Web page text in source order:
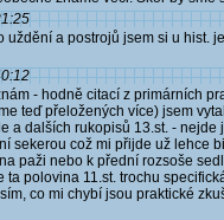
uždění a postrojů jsem si u hist.
- hodně citací z primárních
teď přeložených více) jsem
a dalších rukopisů 13.st. -
sekerou což mi přijde už lehce
paži nebo k přední rozsoše
ta polovina 11.st. trochu
co mi chybí jsou praktické